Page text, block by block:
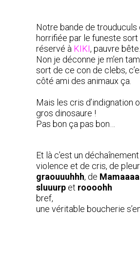
Notre bande de trouduculs
horrifiée par le funeste sort
réservé à KIKI, pauvre bête.
Non je déconne je m’en
sort de ce con de clebs,
côté ami des animaux ça.
Mais les cris d’indignation
gros dinosaure !
Pas bon ça pas bon…
Et là c’est un
violence et de cris, de
graouuuhhh, de
sluuurp et roooohh
bref,
une véritable boucherie